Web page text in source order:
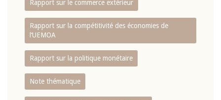
Rapport sur le commerce extérieur
Rapport sur la compétitivité des économies de
l‘UEMOA
Rapport sur la politique monétaire
Note thématique